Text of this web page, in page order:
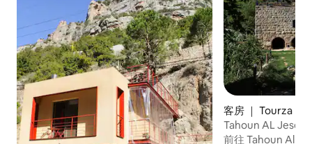
客房 ｜ Tourza
Tahoun AL Jeser
前往 Tahoun Al